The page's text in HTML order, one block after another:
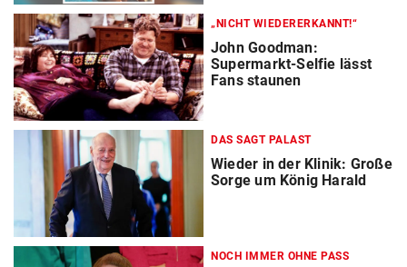
„NICHT WIEDERERKANNT!“
John Goodman:
Supermarkt-Selfie lässt
Fans staunen
DAS SAGT PALAST
Wieder in der Klinik: Große
Sorge um König Harald
NOCH IMMER OHNE PASS